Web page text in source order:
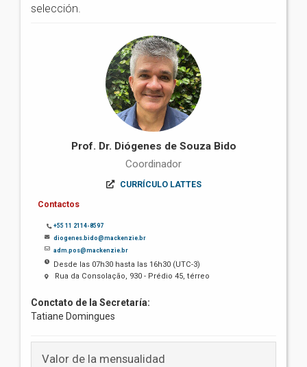
selección.
Prof. Dr. Diógenes de Souza Bido
Coordinador
CURRÍCULO LATTES
Contactos
+55 11 2114-8597
diogenes.bido@mackenzie.br
adm.pos@mackenzie.br
Desde las 07h30 hasta las 16h30 (UTC-3)
Rua da Consolação, 930 - Prédio 45, térreo
Conctato de la Secretaría:
Tatiane Domingues
Valor de la mensualidad